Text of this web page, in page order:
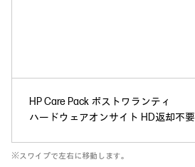
HP Care Pack ポストワランティ
ハードウェアオンサイト HD返却不要
※スワイプで左右に移動します。